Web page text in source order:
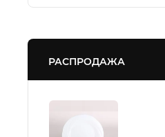
РАСПРОДАЖА